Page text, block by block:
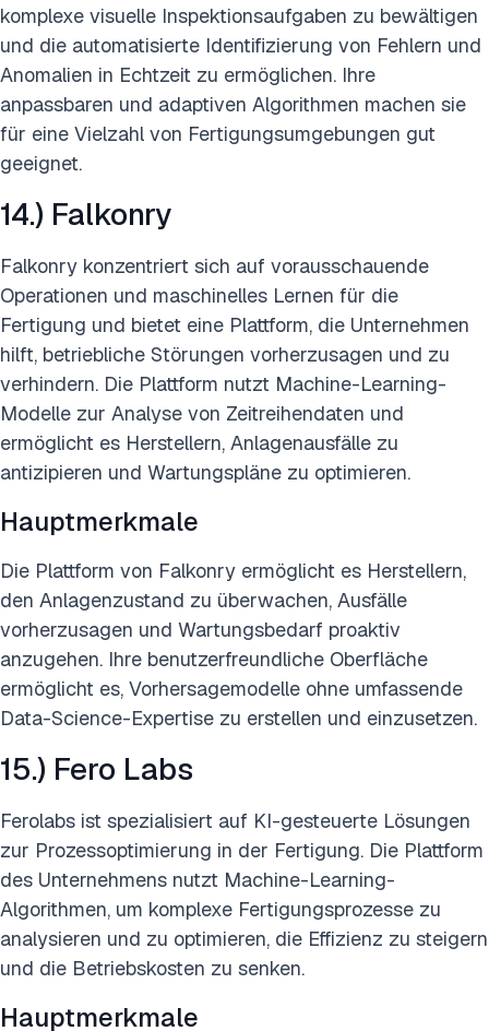
komplexe visuelle Inspektionsaufgaben zu bewältigen
und die automatisierte Identifizierung von Fehlern und
Anomalien in Echtzeit zu ermöglichen. Ihre
anpassbaren und adaptiven Algorithmen machen sie
für eine Vielzahl von Fertigungsumgebungen gut
geeignet.
14.) Falkonry
Falkonry konzentriert sich auf vorausschauende
Operationen und maschinelles Lernen für die
Fertigung und bietet eine Plattform, die Unternehmen
hilft, betriebliche Störungen vorherzusagen und zu
verhindern. Die Plattform nutzt Machine-Learning-
Modelle zur Analyse von Zeitreihendaten und
ermöglicht es Herstellern, Anlagenausfälle zu
antizipieren und Wartungspläne zu optimieren.
Hauptmerkmale
Die Plattform von Falkonry ermöglicht es Herstellern,
den Anlagenzustand zu überwachen, Ausfälle
vorherzusagen und Wartungsbedarf proaktiv
anzugehen. Ihre benutzerfreundliche Oberfläche
ermöglicht es, Vorhersagemodelle ohne umfassende
Data-Science-Expertise zu erstellen und einzusetzen.
15.) Fero Labs
Ferolabs ist spezialisiert auf KI-gesteuerte Lösungen
zur Prozessoptimierung in der Fertigung. Die Plattform
des Unternehmens nutzt Machine-Learning-
Algorithmen, um komplexe Fertigungsprozesse zu
analysieren und zu optimieren, die Effizienz zu steigern
und die Betriebskosten zu senken.
Hauptmerkmale